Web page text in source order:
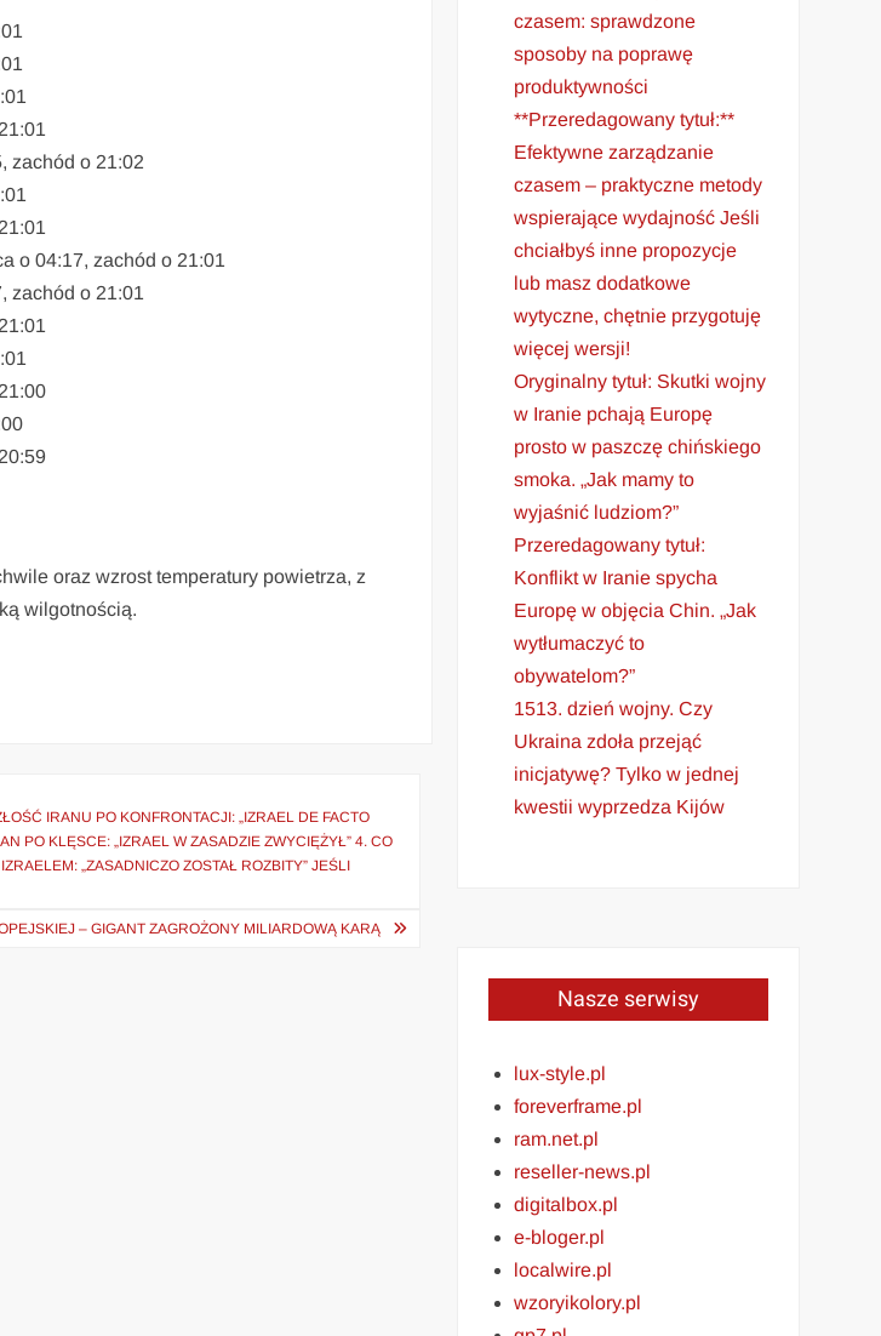
zachód o 21:02
o 04:17, zachód o 21:01
zachód o 21:01
oraz wzrost temperatury powietrza, z
wilgotnością.
IRANU PO KONFRONTACJI: „IZRAEL DE FACTO
PO KLĘSCE: „IZRAEL W ZASADZIE ZWYCIĘŻYŁ” 4. CO
„ZASADNICZO ZOSTAŁ ROZBITY” JEŚLI
– GIGANT ZAGROŻONY MILIARDOWĄ KARĄ
czasem: sprawdzone
sposoby na poprawę
produktywności
**Przeredagowany tytuł:**
Efektywne zarządzanie
czasem – praktyczne metody
wspierające wydajność Jeśli
chciałbyś inne propozycje
lub masz dodatkowe
wytyczne, chętnie przygotuję
więcej wersji!
Oryginalny tytuł: Skutki wojny
w Iranie pchają Europę
prosto w paszczę chińskiego
smoka. „Jak mamy to
wyjaśnić ludziom?”
Przeredagowany tytuł:
Konflikt w Iranie spycha
Europę w objęcia Chin. „Jak
wytłumaczyć to
obywatelom?”
1513. dzień wojny. Czy
Ukraina zdoła przejąć
inicjatywę? Tylko w jednej
kwestii wyprzedza Kijów
Nasze serwisy
lux-style.pl
foreverframe.pl
ram.net.pl
reseller-news.pl
digitalbox.pl
e-bloger.pl
localwire.pl
wzoryikolory.pl